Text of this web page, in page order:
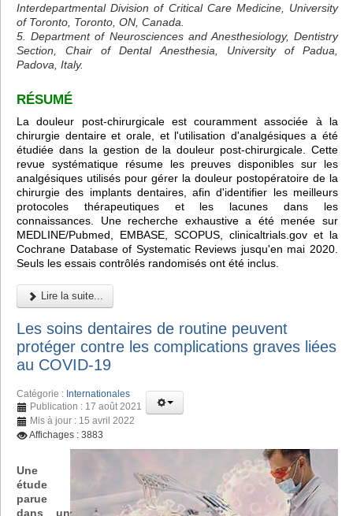
Interdepartmental Division of Critical Care Medicine, University
of Toronto, Toronto, ON, Canada.
5. Department of Neurosciences and Anesthesiology, Dentistry
Section, Chair of Dental Anesthesia, University of Padua,
Padova, Italy.
RÉSUMÉ
La douleur post-chirurgicale est couramment associée à la
chirurgie dentaire et orale, et l'utilisation d'analgésiques a été
étudiée dans la gestion de la douleur post-chirurgicale. Cette
revue systématique résume les preuves disponibles sur les
analgésiques utilisés pour gérer la douleur postopératoire de la
chirurgie des implants dentaires, afin d'identifier les meilleurs
protocoles thérapeutiques et les lacunes dans les
connaissances. Une recherche exhaustive a été menée sur
MEDLINE/Pubmed, EMBASE, SCOPUS, clinicaltrials.gov et la
Cochrane Database of Systematic Reviews jusqu'en mai 2020.
Seuls les essais contrôlés randomisés ont été inclus.
Lire la suite...
Les soins dentaires de routine peuvent
protéger contre les complications graves liées
au COVID-19
Catégorie : Internationales
Publication : 17 août 2021
Mis à jour : 15 avril 2022
Affichages : 3883
Une
étude
parue
dans un